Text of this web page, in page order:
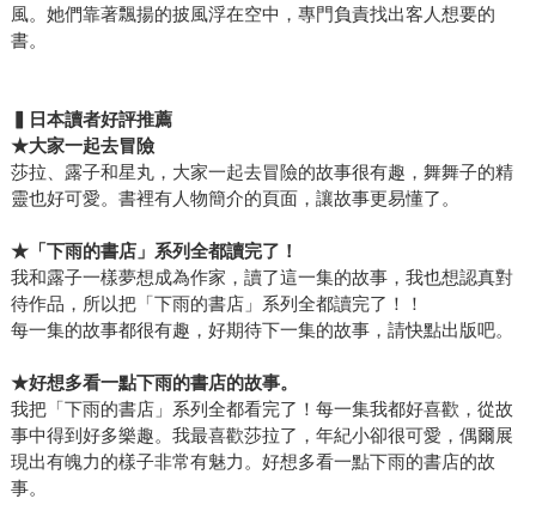
風。她們靠著飄揚的披風浮在空中，專門負責找出客人想要的
書。
▍日本讀者好評推薦
★大家一起去冒險
莎拉、露子和星丸，大家一起去冒險的故事很有趣，舞舞子的精
靈也好可愛。書裡有人物簡介的頁面，讓故事更易懂了。
★「下雨的書店」系列全都讀完了！
我和露子一樣夢想成為作家，讀了這一集的故事，我也想認真對
待作品，所以把「下雨的書店」系列全都讀完了！！
每一集的故事都很有趣，好期待下一集的故事，請快點出版吧。
★好想多看一點下雨的書店的故事。
我把「下雨的書店」系列全都看完了！每一集我都好喜歡，從故
事中得到好多樂趣。我最喜歡莎拉了，年紀小卻很可愛，偶爾展
現出有魄力的樣子非常有魅力。好想多看一點下雨的書店的故
事。